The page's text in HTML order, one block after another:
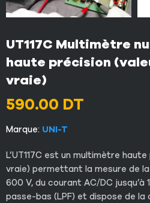
UT117C Multimètre
haute précision
vraie)
590.00 DT
Marque: UNI-T
L’UT117C est un multimètre
vraie) permettant la mesure de la
600 V, du courant AC/DC jusqu’à
passe-bas (LPF) et dispose de